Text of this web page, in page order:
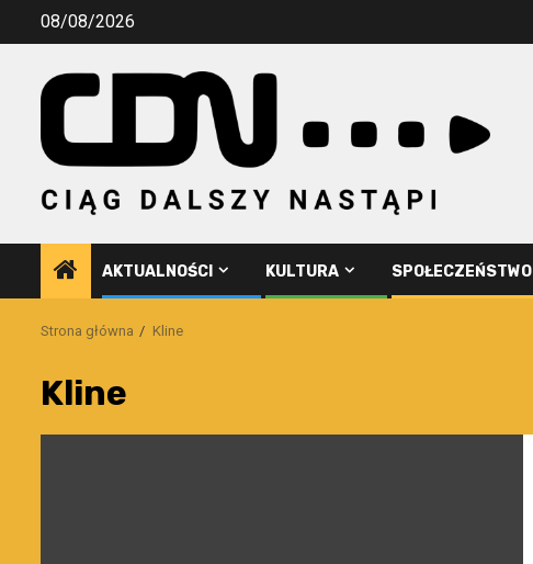
Przejdź08/08/2026
AKTUALNOŚCI KULTURA SPOŁECZEŃSTWO
Strona główna Kline
Kline